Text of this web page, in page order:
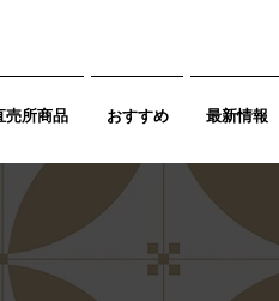
売所商品 おすすめ 最新情報